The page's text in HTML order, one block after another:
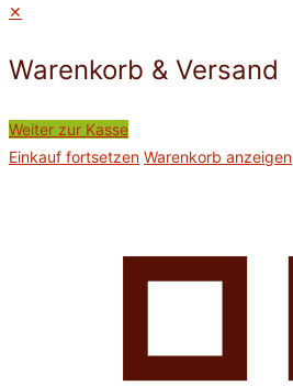
✕
Warenkorb & Versand
Weiter zur Kasse
Einkauf fortsetzen Warenkorb anzeigen